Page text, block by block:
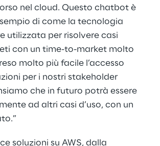
nel cloud. Questo chatbot è
di come la tecnologia
utilizzata per risolvere casi
con un time-to-market molto
molto più facile l’accesso
per i nostri stakeholder
che in futuro potrà essere
ad altri casi d’uso, con un
soluzioni su AWS, dalla